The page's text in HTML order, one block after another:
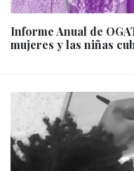
Informe Anual de
mujeres y las niñas